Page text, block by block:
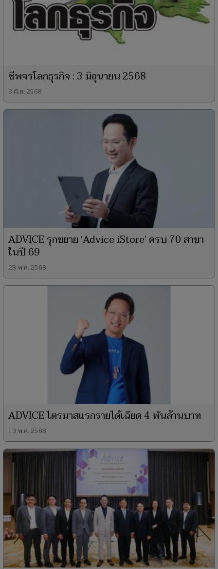
ชีพจรโลกธุรกิจ : 3 มิถุนายน 2568
3 มิ.ย. 2568
ADVICE รุกขยาย ‘Advice iStore’ ครบ 70 สาขา
ในปี 69
28 พ.ค. 2568
ADVICE ไตรมาสแรกรายได้เฉียด 4 พันล้านบาท
13 พ.ค. 2568